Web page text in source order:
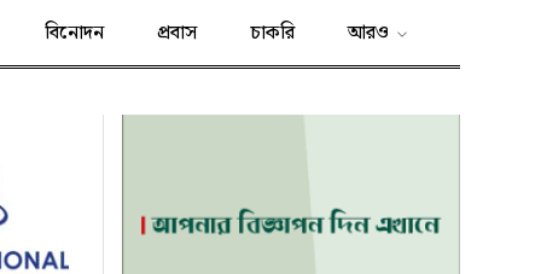
বিনোদন প্রবাস চাকরি আরও